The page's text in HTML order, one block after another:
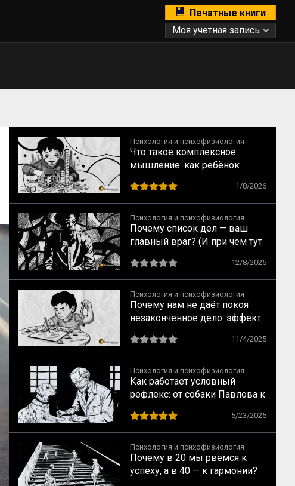
Печатные книги
Моя учетная запись
Психология и психофизиология
Что такое комплексное
мышление: как ребёнок
понятиям по Выготскому1/8/2026
Психология и психофизиология
Почему список дел — ваш
главный враг? (И при чем тут
12/8/2025
Психология и психофизиология
Почему нам не даёт покоя
незаконченное дело: эффект
Курту Левину
11/4/2025
Психология и психофизиология
Как работает условный
рефлекс: от собаки Павлова к
5/23/2025
Психология и психофизиология
Почему в 20 мы рвёмся к
успеху, а в 40 — к гармонии?